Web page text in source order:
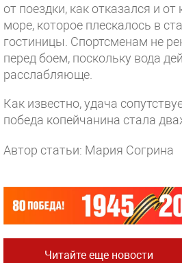
от поездки, как отказался и
море, которое плескалось в
гостиницы. Спортсменам не
перед боем, поскольку вода
расслабляюще.
Как известно, удача
победа копейчанина стала
Автор статьи: Мария Согрина
Читайте еще новости